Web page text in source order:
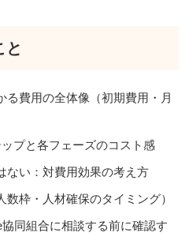
と
る費用の全体像（初期費用・月
プと各フェーズのコスト感
ない：対費用効果の考え方
枠・人材確保のタイミング）
同組合に相談する前に確認す